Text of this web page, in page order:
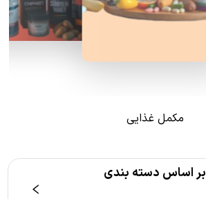
مکمل غذایی
بر اساس دسته بندی